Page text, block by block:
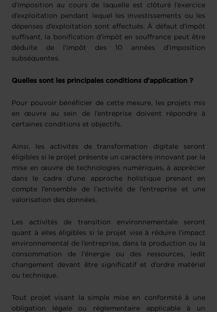
d’imposition au cours de laquelle est clôturé l’exercice
d’exploitation pendant lequel les investissements ou les
dépenses d’exploitation sont effectués. À défaut d’impôt
suffisant, la bonification d’impôt en souffrance peut être
déduite de l’impôt des 10 années d’imposition
subséquentes.
Quelles sont les principales conditions d’application ?
Pour pouvoir bénéficier de cette mesure, les projets mis
en œuvre au sein de l’entreprise doivent répondre à
certaines conditions et objectifs.
Ainsi, les activités de transformation digitale seront
éligibles si le projet présente un caractère innovant par la
mise en œuvre de technologies numériques, à apprécier
dans le cadre d’une approche holistique prenant en
compte l’ensemble de l’activité de l’entreprise et une
valorisation des données.
Les activités de transition environnementale seront
quant à elles éligibles si le projet vise à réduire l’impact
environnemental de l’entreprise, dans la production ou la
consommation de l’énergie ou des ressources, ledit
changement devant être significatif et d’ordre matériel
ou technique.
Tout projet visant la simple mise en conformité à une
obligation légale ou réglementaire applicable à un